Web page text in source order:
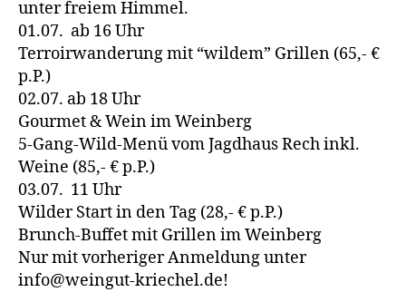
unter freiem Himmel.
01.07. ab 16 Uhr
Terroirwanderung mit “wildem” Grillen (65,- €
p.P.)
02.07. ab 18 Uhr
Gourmet & Wein im Weinberg
5-Gang-Wild-Menü vom Jagdhaus Rech inkl.
Weine (85,- € p.P.)
03.07. 11 Uhr
Wilder Start in den Tag (28,- € p.P.)
Brunch-Buffet mit Grillen im Weinberg
Nur mit vorheriger Anmeldung unter
info@weingut-kriechel.de!